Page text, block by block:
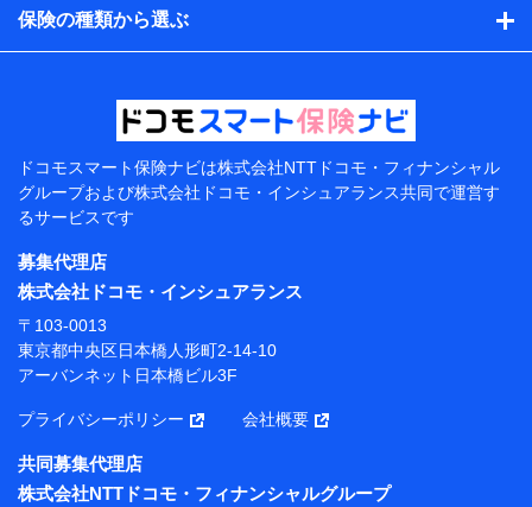
的、保険商品の内容、保険料、保険料のお支払方法、車
のメーカーや走行距離などの情報、建物の構造や築年数
などの情報、ペットの種類や年齢などの情報などが含ま
提供当事者から受領当事者が個人データを取得する方法
電子的・電磁的方法等
【共同して利用する者の範囲】
当社
株式会社NTTドコモ・フィナンシャルグループ
【利用目的】
当社または株式会社NTTドコモ・フィナンシャルグルー
プが提供する保険関連サービスにおけるユーザー登録受
付および管理のため
当社または株式会社NTTドコモ・フィナンシャルグルー
携会社の保険その他に関する情報を提供するため、また
維持管理等の委託業務遂行のため、またそれらに付帯、
関連する当社または株式会社NTTドコモ・フィナンシャ
ルグループおよび提携会社のサービスを案内、提供する
保険の種類から選ぶ
ドコモスマート保険ナビは株式会社NTTドコモ・フィナンシャル
グループおよび株式会社ドコモ・インシュアランス共同で運営す
るサービスです
募集代理店
株式会社ドコモ・インシュアランス
〒103-0013
東京都中央区日本橋人形町2-14-10
アーバンネット日本橋ビル3F
プライバシーポリシー 会社概要
共同募集代理店
株式会社NTTドコモ・フィナンシャルグループ